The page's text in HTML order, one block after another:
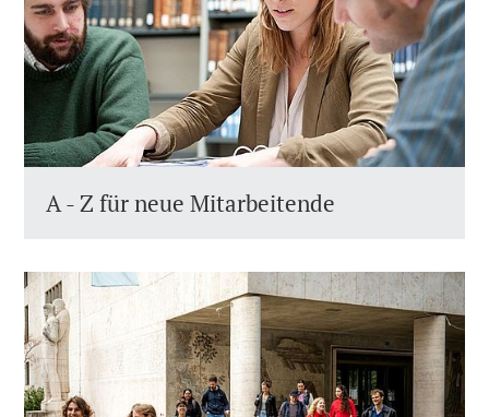
A - Z für neue Mitarbeitende